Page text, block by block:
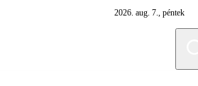
2026. aug. 7., péntek